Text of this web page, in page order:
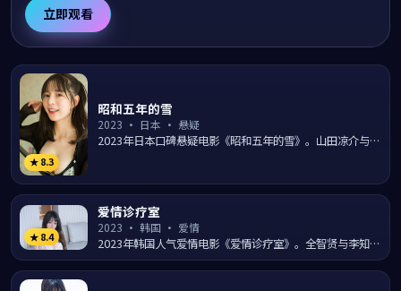
立即观看
★ 8.3
昭和五年的雪
2023 · 日本 · 悬疑
2023年日本口碑悬疑电影《昭和五年的雪》。山田凉介与石
★ 8.4
爱情诊疗室
2023 · 韩国 · 爱情
2023年韩国人气爱情电影《爱情诊疗室》。全智贤与李知恩
领衔主演，由罗弘镇执导，在汉江月夜的浪漫光影中讲述两
个看...